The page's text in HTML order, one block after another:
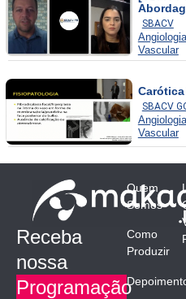
SBACV
Vascular
Carótica
SBACV
Vascular
Receba
nossa
Programação
Quem
Somos
Como
Produzir